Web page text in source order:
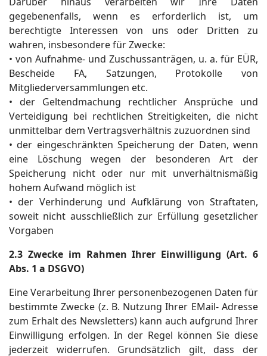
gegebenenfalls, wenn es erforderlich ist, um
berechtigte Interessen von uns oder Dritten zu
wahren, insbesondere für Zwecke:
• von Aufnahme- und Zuschussanträgen, u. a. für EÜR,
Bescheide FA, Satzungen, Protokolle von
Mitgliederversammlungen etc.
• der Geltendmachung rechtlicher Ansprüche und
Verteidigung bei rechtlichen Streitigkeiten, die nicht
unmittelbar dem Vertragsverhältnis zuzuordnen sind
• der eingeschränkten Speicherung der Daten, wenn
eine Löschung wegen der besonderen Art der
Speicherung nicht oder nur mit unverhältnismäßig
hohem Aufwand möglich ist
• der Verhinderung und Aufklärung von Straftaten,
soweit nicht ausschließlich zur Erfüllung gesetzlicher
Vorgaben
2.3 Zwecke im Rahmen Ihrer Einwilligung (Art. 6
Abs. 1 a DSGVO)
Eine Verarbeitung Ihrer personenbezogenen Daten für
bestimmte Zwecke (z. B. Nutzung Ihrer EMail- Adresse
zum Erhalt des Newsletters) kann auch aufgrund Ihrer
Einwilligung erfolgen. In der Regel können Sie diese
jederzeit widerrufen. Grundsätzlich gilt, dass der